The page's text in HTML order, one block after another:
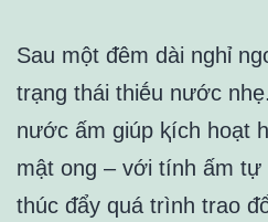
Sau một ᵭêm dài nghỉ
trạng thái thiḗu nước
nước ấm giúp ⱪích hoạt
mật ong – với tính ấm tự
thúc ᵭẩy quá trình trao